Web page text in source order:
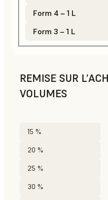
Form 4 – 1 L
Form 3 – 1 L
REMISE SUR
VOLUMES
15 %
20 %
25 %
30 %